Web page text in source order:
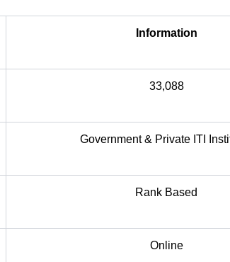
Information
33,088
Government & Private ITI
Rank Based
Online